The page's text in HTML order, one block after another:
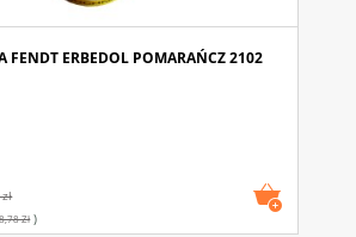
FENDT ERBEDOL POMARAŃCZ 2102
Zł)